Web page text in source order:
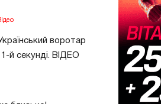
воротар
й секунді. ВІДЕО